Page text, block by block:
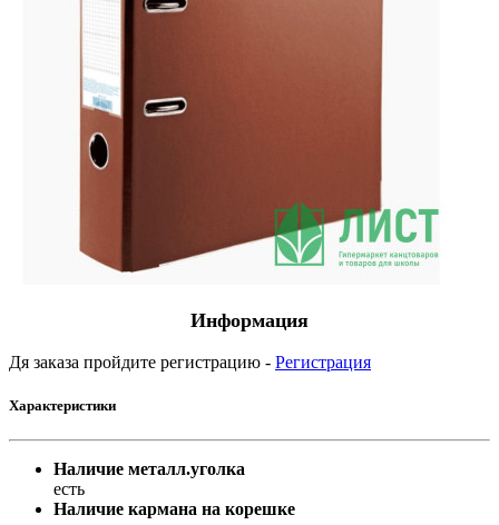
Информация
Дя заказа пройдите регистрацию - Регистрация
Характеристики
Наличие металл.уголка
есть
Наличие кармана на корешке